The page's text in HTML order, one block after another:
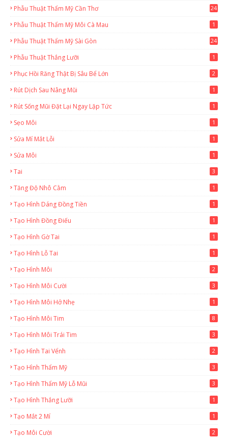
Phẫu Thuật Thẩm Mỹ Cần Thơ
24
Phẫu Thuật Thẩm Mỹ Môi Cà Mau 1
Phẫu Thuật Thẩm Mỹ Sài Gòn
24
Phẫu Thuật Thắng Lưỡi 1
Phục Hồi Răng Thật Bị Sâu Bể Lớn 2
Rút Dịch Sau Nâng Mũi 1
Rút Sống Mũi Đặt Lại Ngay Lặp Tức 1
Sẹo Môi 1
Sửa Mí Mắt Lỗi 1
Sửa Môi 1
Tai 3
Tăng Độ Nhô Cằm 1
Tạo Hình Dáng Đồng Tiền 1
Tạo Hình Đồng Điếu 1
Tạo Hình Gờ Tai 1
Tạo Hình Lỗ Tai 1
Tạo Hình Môi 2
Tạo Hình Môi Cười 3
Tạo Hình Môi Hở Nhẹ 1
Tạo Hình Môi Tim 8
Tạo Hình Môi Trái Tim 3
Tạo Hình Tai Vểnh 2
Tạo Hình Thẩm Mỹ 3
Tạo Hình Thẩm Mỹ Lỗ Mũi 3
Tạo Hình Thắng Lưỡi 1
Tạo Mắt 2 Mí 1
Tạo Môi Cười 2